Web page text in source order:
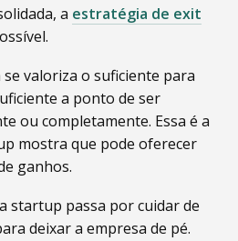
a estratégia de exit
se valoriza o suficiente para
a ponto de ser
ou completamente. Essa é a
mostra que pode oferecer
ganhos.
startup passa por cuidar de
deixar a empresa de pé.